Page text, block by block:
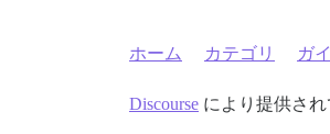
ホーム カテゴリ ガ
Discourse により提供され